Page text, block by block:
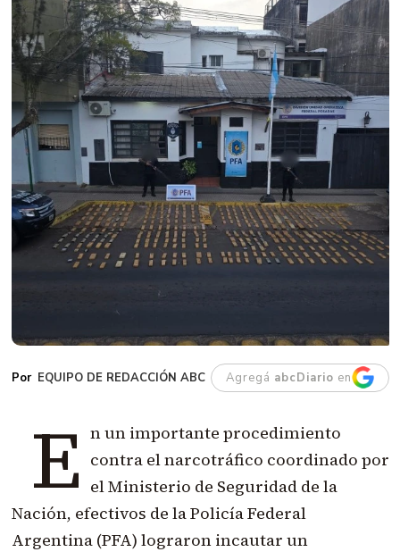
EQUIPO DE REDACCIÓN ABC Agregá abcDiario en
E n un importante procedimiento
contra el narcotráfico coordinado por
el Ministerio de Seguridad de la
Nación, efectivos de la Policía Federal
Argentina (PFA) lograron incautar un